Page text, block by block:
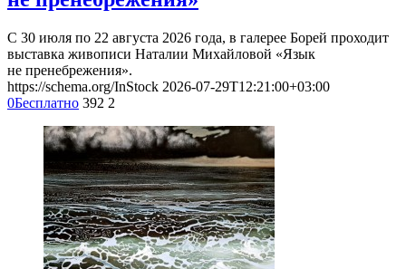
С 30 июля по 22 августа 2026 года, в галерее Борей проходит
выставка живописи Наталии Михайловой «Язык
не пренебрежения».
https://schema.org/InStock 2026-07-29T12:21:00+03:00
0Бесплатно 392 2